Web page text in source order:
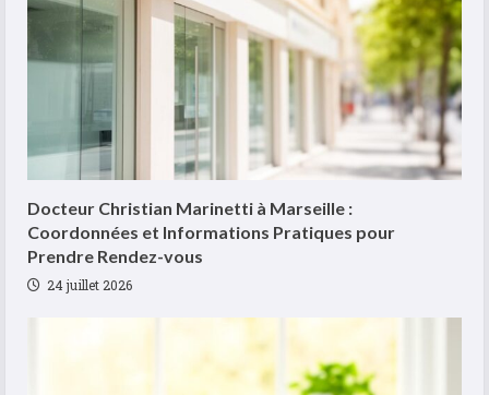
Docteur Christian Marinetti à Marseille :
Coordonnées et Informations Pratiques pour
Prendre Rendez-vous
24 juillet 2026